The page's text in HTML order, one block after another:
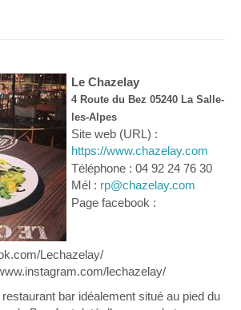
Le Chazelay
4 Route du Bez 05240 La Salle-
les-Alpes
Site web (URL) :
https://www.chazelay.com
Téléphone : 04 92 24 76 30
Mél : rp@chazelay.com
Page facebook :
Lechazelay/
lechazelay/
bar idéalement situé au pied du